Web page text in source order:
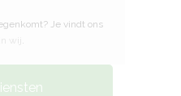
Je vindt ons
wij .